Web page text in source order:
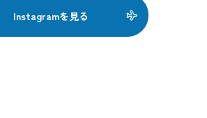
Instagramを見る